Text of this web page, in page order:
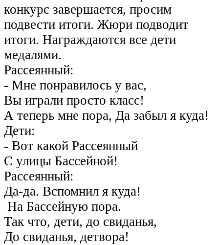
конкурс завершается, просим
подвести итоги. Жюри подводит
итоги. Награждаются все дети
медалями.
Рассеянный:
- Мне понравилось у вас,
Вы играли просто класс!
А теперь мне пора, Да забыл я куда!
Дети:
- Вот какой Рассеянный
С улицы Бассейной!
Рассеянный:
Да-да. Вспомнил я куда!
На Бассейную пора.
Так что, дети, до свиданья,
До свиданья, детвора!